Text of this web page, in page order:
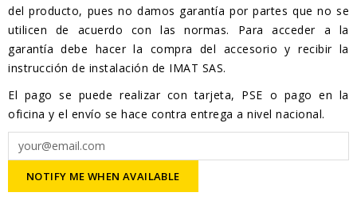
del producto, pues no damos garantía por partes que no se
utilicen de acuerdo con las normas. Para acceder a la
garantía debe hacer la compra del accesorio y recibir la
instrucción de instalación de IMAT SAS.
El pago se puede realizar con tarjeta, PSE o pago en la
oficina y el envío se hace contra entrega a nivel nacional.
NOTIFY ME WHEN AVAILABLE